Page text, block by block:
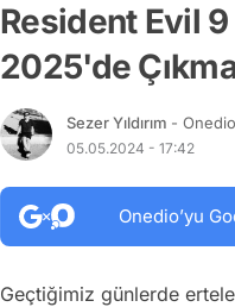
Resident Evil
2025'de
Sezer Yıldırım -
05.05.2024 - 17:42
Onedio’yu
Geçtiğimiz günlerde